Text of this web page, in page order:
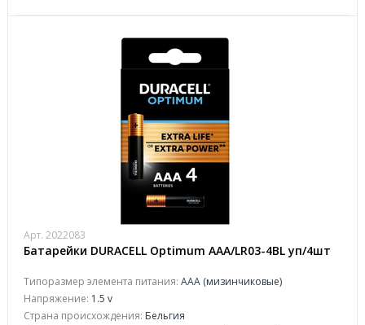
Арт. 2022083
Батарейки DURACELL Optimum ААA/LR03-4BL уп/4шт
Типоразмер элемента питания: AAA (мизинчиковые)
Напряжение: 1.5 v
Страна происхождения: Бельгия